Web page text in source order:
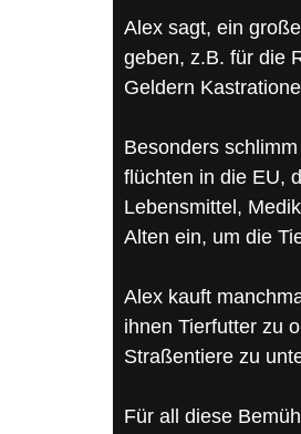
Alex sagt, ein
geben, z.B. für die
Geldern
Besonders
flüchten in die EU,
Lebensmittel,
Alten ein, um die
Alex kauft
ihnen Tierfutter zu
Straßentiere zu
Für all diese